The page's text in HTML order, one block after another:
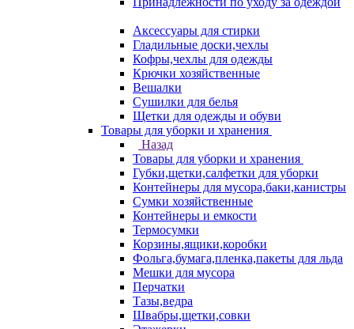
Аксессуары для стирки
Гладильные доски,чехлы
Кофры,чехлы для одежды
Крючки хозяйственные
Вешалки
Сушилки для белья
Щетки для одежды и обуви
Товары для уборки и хранения
Назад
Товары для уборки и хранения
Губки,щетки,салфетки для уборки
Контейнеры для мусора,баки,канистры
Сумки хозяйственные
Контейнеры и емкости
Термосумки
Корзины,ящики,коробки
Фольга,бумага,пленка,пакеты для льда
Мешки для мусора
Перчатки
Тазы,ведра
Швабры,щетки,совки